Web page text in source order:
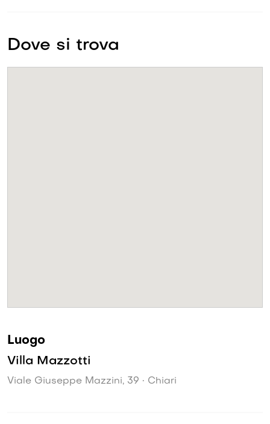
Dove si trova
Luogo
Villa Mazzotti
Viale Giuseppe Mazzini, 39 • Chiari